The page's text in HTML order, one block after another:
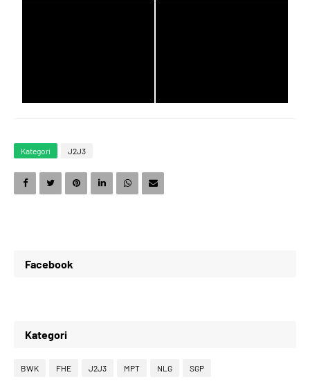
3
4
7
4
5
8
9
3
8
Kategori J2J3
Facebook
Kategori
BWK FHE J2J3 MPT NLG SGP